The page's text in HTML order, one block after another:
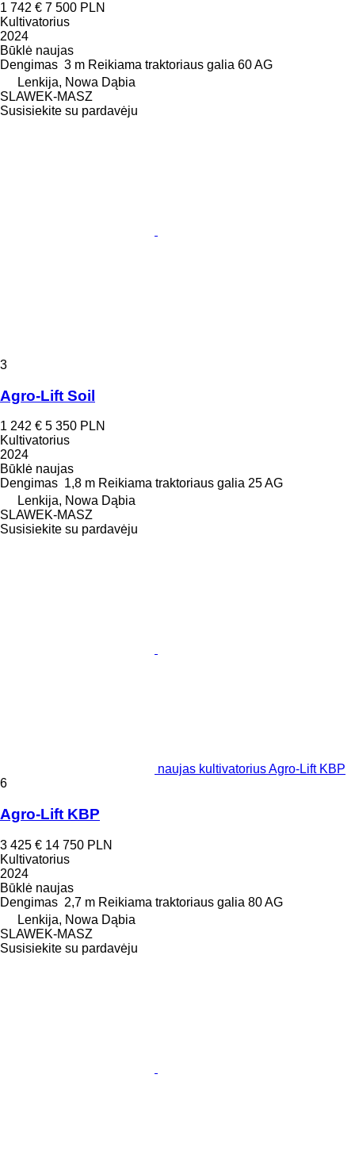
1 742 € 7 500 PLN
Kultivatorius
2024
Būklė naujas
Dengimas 3 m Reikiama traktoriaus galia 60 AG
Lenkija, Nowa Dąbia
SLAWEK-MASZ
Susisiekite su pardavėju
3
Agro-Lift Soil
1 242 € 5 350 PLN
Kultivatorius
2024
Būklė naujas
Dengimas 1,8 m Reikiama traktoriaus galia 25 AG
Lenkija, Nowa Dąbia
SLAWEK-MASZ
Susisiekite su pardavėju
naujas kultivatorius Agro-Lift KBP
6
Agro-Lift KBP
3 425 € 14 750 PLN
Kultivatorius
2024
Būklė naujas
Dengimas 2,7 m Reikiama traktoriaus galia 80 AG
Lenkija, Nowa Dąbia
SLAWEK-MASZ
Susisiekite su pardavėju